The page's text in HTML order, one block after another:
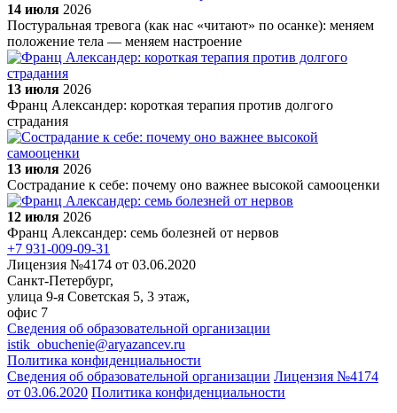
14 июля 2026
Постуральная тревога (как нас «читают» по осанке): меняем
положение тела — меняем настроение
13 июля 2026
Франц Александер: короткая терапия против долгого
страдания
13 июля 2026
Сострадание к себе: почему оно важнее высокой самооценки
12 июля 2026
Франц Александер: семь болезней от нервов
+7 931-009-09-31
Лицензия №4174 от 03.06.2020
Санкт-Петербург,
улица 9-я Советская 5​, 3 этаж,
офис 7
Сведения об образовательной организации
istik_obuchenie@aryazancev.ru
Политика конфиденциальности
Сведения об образовательной организации Лицензия №4174
от 03.06.2020 Политика конфиденциальности